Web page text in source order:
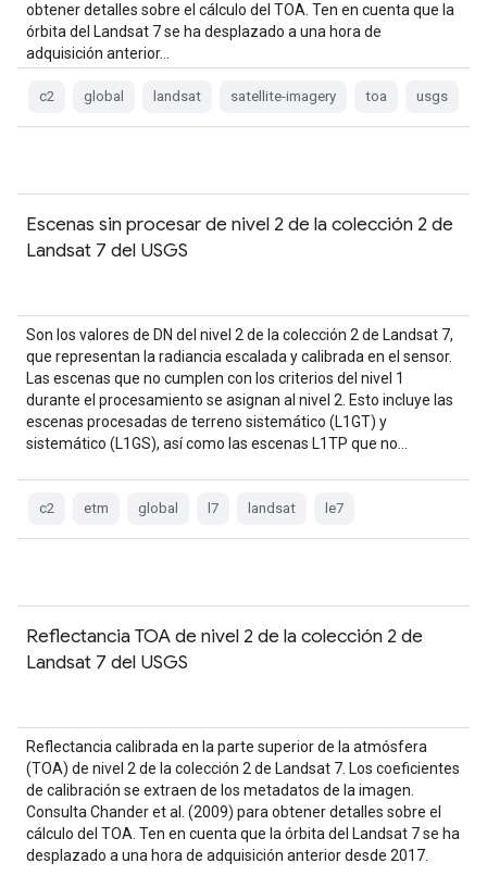
obtener detalles sobre el cálculo del TOA. Ten en cuenta que la
órbita del Landsat 7 se ha desplazado a una hora de
adquisición anterior…
c2 global landsat satellite-imagery toa usgs
Escenas sin procesar de nivel 2 de la colección 2 de
Landsat 7 del USGS
Son los valores de DN del nivel 2 de la colección 2 de Landsat 7,
que representan la radiancia escalada y calibrada en el sensor.
Las escenas que no cumplen con los criterios del nivel 1
durante el procesamiento se asignan al nivel 2. Esto incluye las
escenas procesadas de terreno sistemático (L1GT) y
sistemático (L1GS), así como las escenas L1TP que no…
c2 etm global l7 landsat le7
Reflectancia TOA de nivel 2 de la colección 2 de
Landsat 7 del USGS
Reflectancia calibrada en la parte superior de la atmósfera
(TOA) de nivel 2 de la colección 2 de Landsat 7. Los coeficientes
de calibración se extraen de los metadatos de la imagen.
Consulta Chander et al. (2009) para obtener detalles sobre el
cálculo del TOA. Ten en cuenta que la órbita del Landsat 7 se ha
desplazado a una hora de adquisición anterior desde 2017.